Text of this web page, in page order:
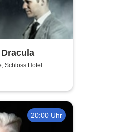
Schloss Hotel
20:00 Uhr